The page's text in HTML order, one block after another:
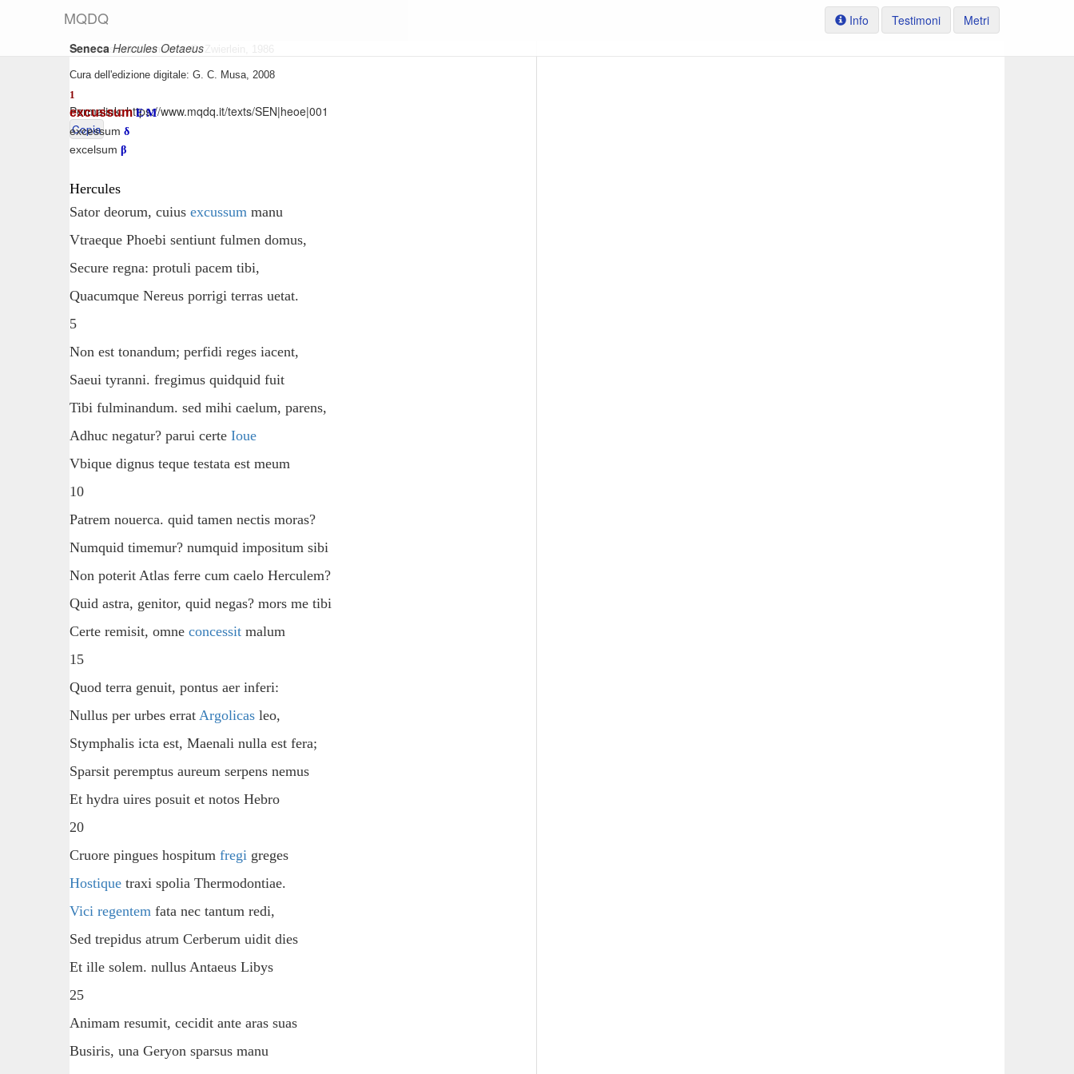
MQDQ Info Testimoni
Metri
Seneca Hercules Oetaeus
Testo base di riferimento: O. Zwierlein, 1986
Cura dell'edizione digitale: G. C. Musa, 2008
Permalink:https://www.mqdq.it/texts/SEN|heoe|001
Copia
Hercules
Sator deorum, cuius excussum manu
Vtraeque Phoebi sentiunt fulmen domus,
Secure regna: protuli pacem tibi,
Quacumque Nereus porrigi terras uetat.
5
Non est tonandum; perfidi reges iacent,
Saeui tyranni. fregimus quidquid fuit
Tibi fulminandum. sed mihi caelum, parens,
Adhuc negatur? parui certe Ioue
Vbique dignus teque testata est meum
10
Patrem nouerca. quid tamen nectis moras?
Numquid timemur? numquid impositum sibi
Non poterit Atlas ferre cum caelo Herculem?
Quid astra, genitor, quid negas? mors me tibi
Certe remisit, omne concessit malum
15
Quod terra genuit, pontus aer inferi:
Nullus per urbes errat Argolicas leo,
Stymphalis icta est, Maenali nulla est fera;
Sparsit peremptus aureum serpens nemus
Et hydra uires posuit et notos Hebro
20
Cruore pingues hospitum fregi greges
Hostique traxi spolia Thermodontiae.
Vici regentem fata nec tantum redi,
Sed trepidus atrum Cerberum uidit dies
Et ille solem. nullus Antaeus Libys
25
Animam resumit, cecidit ante aras suas
Busiris, una Geryon sparsus manu
1
excussum E M
excessum δ
excelsum β